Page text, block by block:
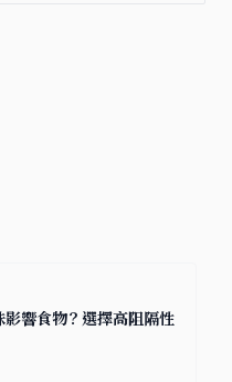
響食物？選擇高阻隔性